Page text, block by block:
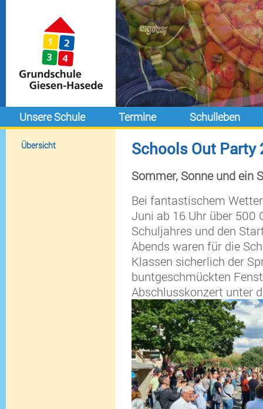
Unsere Schule Termine Schulleben
Übersicht Schools Out Party
Sommer, Sonne und ein
Bei fantastischem
Juni ab 16 Uhr über 500
Schuljahres und den
Abends waren für die
Klassen sicherlich der
buntgeschmückten
Abschlusskonzert unter